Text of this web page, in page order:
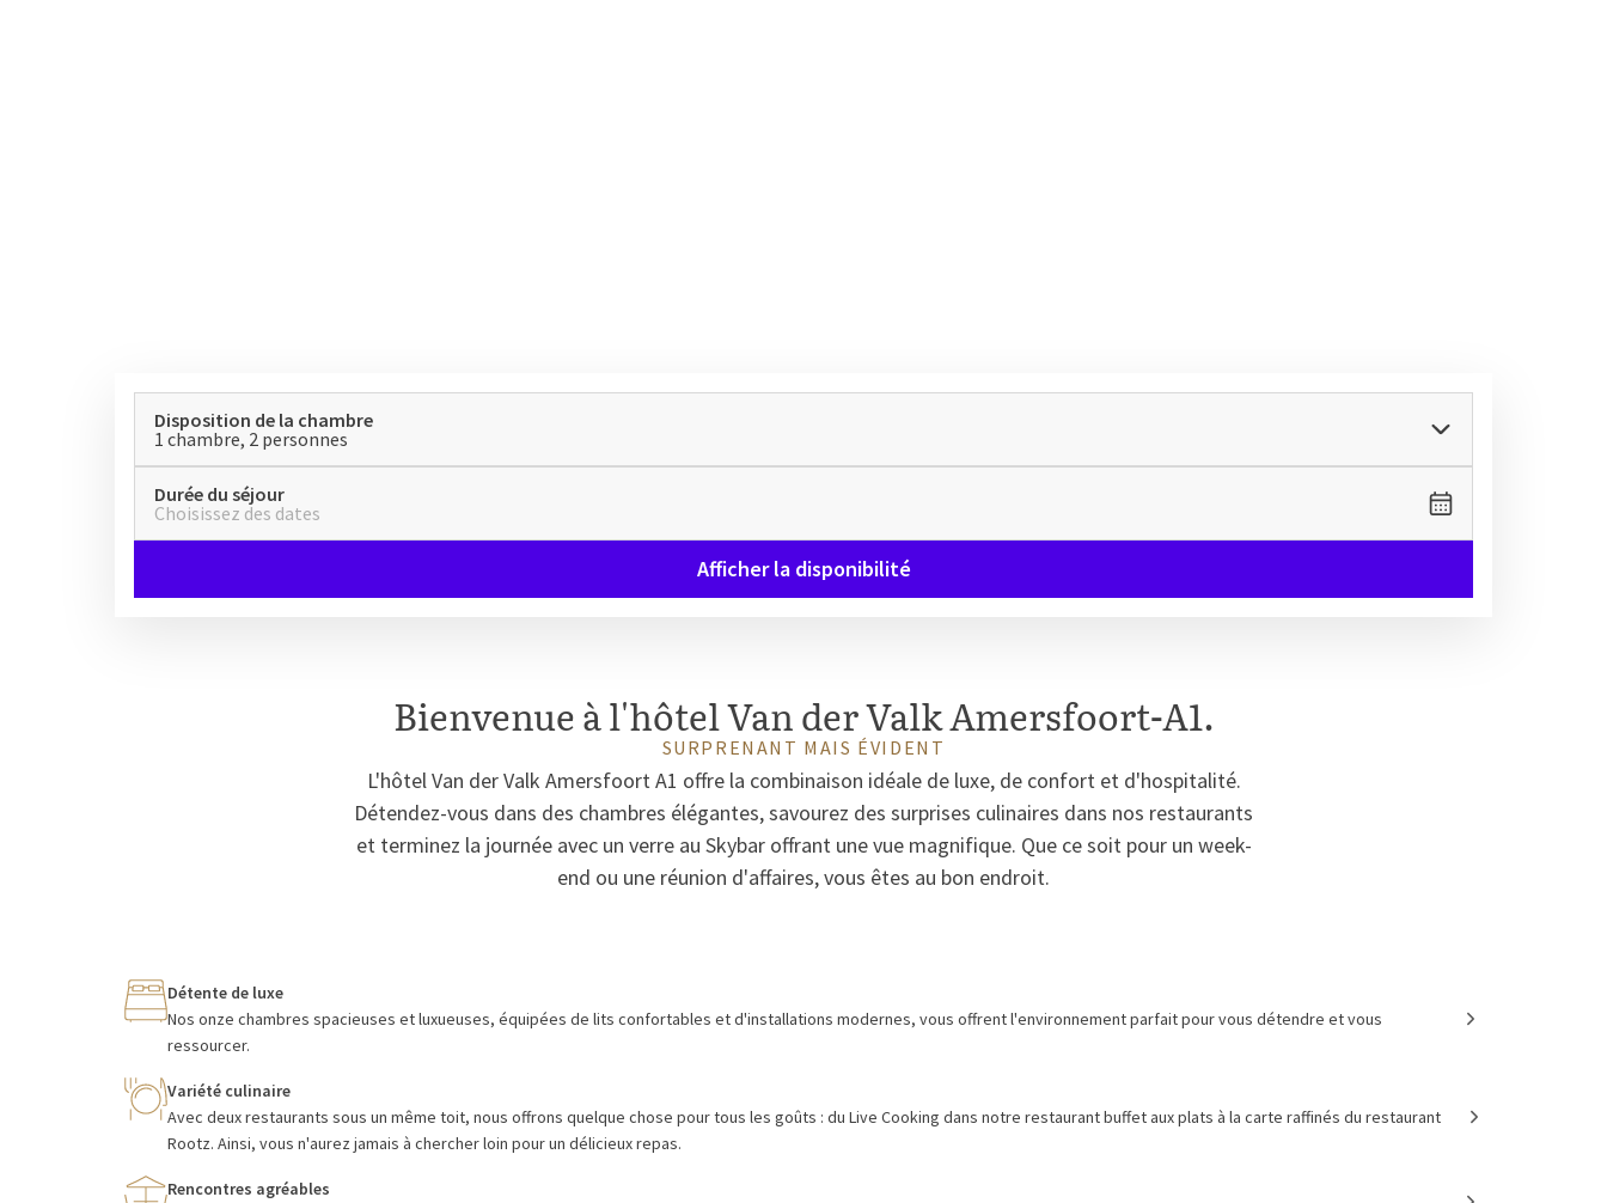
Disposition de la chambre
1 chambre, 2 personnes
Durée du séjour
Choisissez des dates
Afficher la disponibilité
Bienvenue à l'hôtel Van der Valk Amersfoort-A1.
SURPRENANT MAIS ÉVIDENT
L'hôtel Van der Valk Amersfoort A1 offre la combinaison idéale de luxe, de confort et d'hospitalité.
Détendez-vous dans des chambres élégantes, savourez des surprises culinaires dans nos restaurants
et terminez la journée avec un verre au Skybar offrant une vue magnifique. Que ce soit pour un week-
end ou une réunion d'affaires, vous êtes au bon endroit.
Détente de luxe
Nos onze chambres spacieuses et luxueuses, équipées de lits confortables et d'installations modernes, vous offrent l'environnement parfait pour vous détendre et vous
ressourcer.
Variété culinaire
Avec deux restaurants sous un même toit, nous offrons quelque chose pour tous les goûts : du Live Cooking dans notre restaurant buffet aux plats à la carte raffinés du restaurant
Rootz. Ainsi, vous n'aurez jamais à chercher loin pour un délicieux repas.
Rencontres agréables